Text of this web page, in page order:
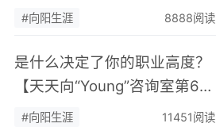
向"Young"咨询室】
#向阳生涯 8888阅读
是什么决定了你的职业高度？
【天天向“Young”咨询室第6
期】
#向阳生涯 11451阅读